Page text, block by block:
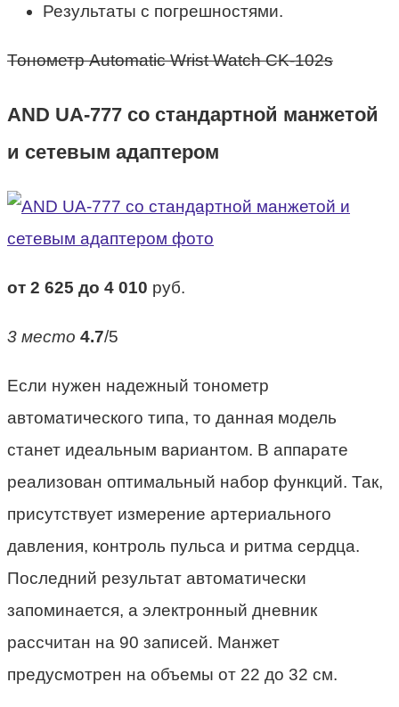
Результаты с погрешностями.
Тонометр Automatic Wrist Watch CK-102s
AND UA-777 cо стандартной манжетой
и сетевым адаптером
от 2 625 до 4 010 руб.
3 место 4.7/5
Если нужен надежный тонометр
автоматического типа, то данная модель
станет идеальным вариантом. В аппарате
реализован оптимальный набор функций. Так,
присутствует измерение артериального
давления, контроль пульса и ритма сердца.
Последний результат автоматически
запоминается, а электронный дневник
рассчитан на 90 записей. Манжет
предусмотрен на объемы от 22 до 32 см.